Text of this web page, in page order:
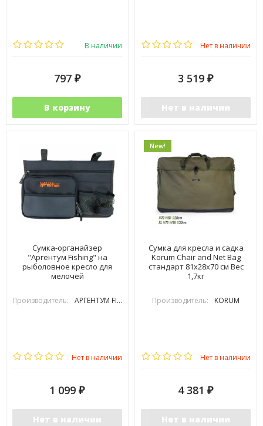
В наличии
797 ₽
В корзину
Нет в наличии
3 519 ₽
Нет в наличии
Сумка-органайзер
"Аргентум Fishing" на
рыболовное кресло для
мелочей
Производитель: АРГЕНТУМ FISHING
Нет в наличии
1 099 ₽
Нет в наличии
New!
Сумка для кресла и садка
Korum Chair and Net Bag
стандарт 81х28х70 см Вес
1,7кг
Производитель: KORUM
Нет в наличии
4 381 ₽
Нет в наличии